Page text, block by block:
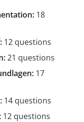
18
12 questions
21 questions
17
14 questions
12 questions